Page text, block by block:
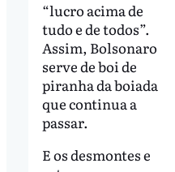
“lucro acima de
tudo e de todos”.
Assim, Bolsonaro
serve de boi de
piranha da boiada
que continua a
passar.
E os desmontes e